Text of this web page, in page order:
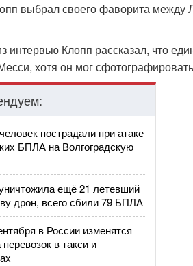
выбрал своего фаворита между
интервью Клопп рассказал, что
хотя он мог
пострадали при атаке
БПЛА на Волгоградскую
ещё 21 летевший
дрон, всего сбили 79 БПЛА
в России изменятся
в такси и